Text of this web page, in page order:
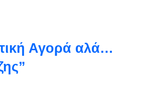
Αγορά αλά…